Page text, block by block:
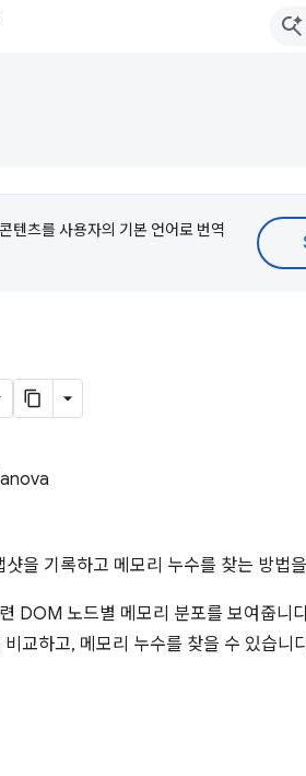
텐츠를 사용자의 기본 언어로 번역
샷을 기록하고 메모리 누수를 찾는 방법
DOM 노드별 메모리 분포를 보여줍니
교하고, 메모리 누수를 찾을 수 있습니